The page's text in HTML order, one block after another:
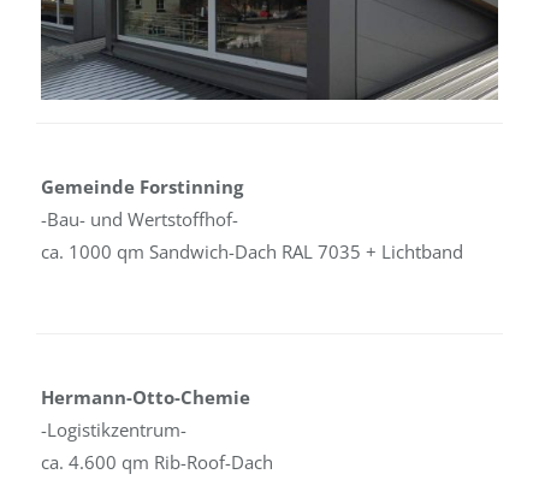
Gemeinde Forstinning
-Bau- und Wertstoffhof-
ca. 1000 qm Sandwich-Dach RAL 7035 + Lichtband
Hermann-Otto-Chemie
-Logistikzentrum-
ca. 4.600 qm Rib-Roof-Dach